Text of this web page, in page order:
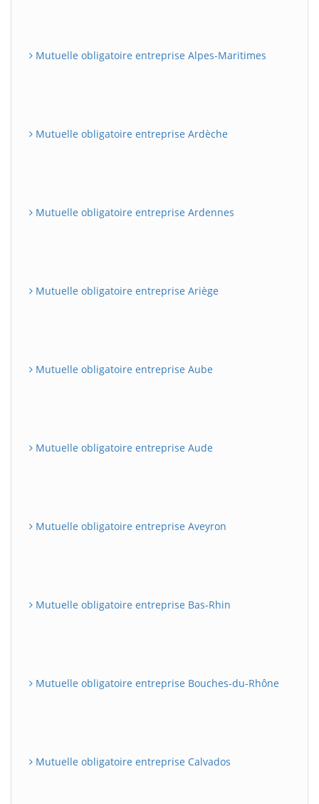
Mutuelle obligatoire entreprise Alpes-Maritimes
Mutuelle obligatoire entreprise Ardèche
Mutuelle obligatoire entreprise Ardennes
Mutuelle obligatoire entreprise Ariège
Mutuelle obligatoire entreprise Aube
Mutuelle obligatoire entreprise Aude
Mutuelle obligatoire entreprise Aveyron
Mutuelle obligatoire entreprise Bas-Rhin
Mutuelle obligatoire entreprise Bouches-du-Rhône
Mutuelle obligatoire entreprise Calvados